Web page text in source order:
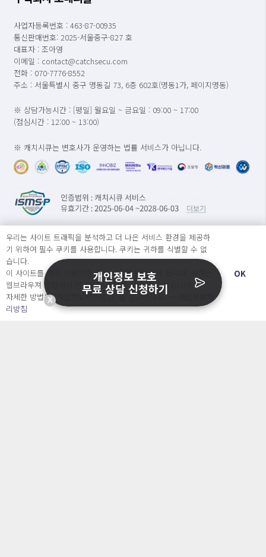
사업자등록번호 : 463-87-00935
통신판매번호: 2025-서울중구-827 호
대표자 : 조아영
이메일 : contact@catchsecu.com
전화 : 070-7776-8552
주소 : 서울특별시 중구 명동길 73, 6층 602호(명동1가, 페이지명동)
※ 상담가능시간 : [평일] 월요일 ~ 금요일 : 09:00 ~ 17:00
(점심시간 : 12:00 ~ 13:00)
※ 캐치시큐는 변호사가 운영하는 법률 서비스가 아닙니다.
문의
서비스소개서 신청
도입문의
우리는 사이트 트래픽을 분석하고 더 나은 서비스 환경을 제공하
기 위하여 필수 쿠키를 사용합니다. 쿠키는 귀하를 식별할 수 없
습니다.
이 사이트를 계속 사용하면 쿠키 사용에 동의하게 됩니다. 귀하는
웹브라우져 설정에서 언제든지 쿠키를 삭제 할 수있습니다.
자세한 방법은 “개인정보처리방침” 을 참고하세요. →
리방침
OK
X
개인정보 보호
무료 상담 신청하기